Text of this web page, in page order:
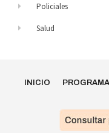
Policiales
Salud
INICIO